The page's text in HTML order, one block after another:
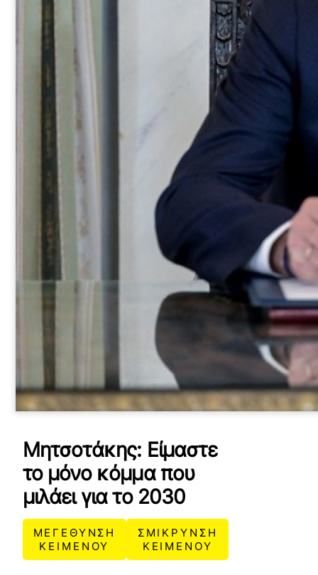
Μητσοτάκης: Είμαστε
το μόνο κόμμα που
μιλάει για το 2030
ΜΕΓΕΘΥΝΣΗ
ΚΕΙΜΕΝΟΥ
ΣΜΙΚΡΥΝΣΗ
ΚΕΙΜΕΝΟΥ